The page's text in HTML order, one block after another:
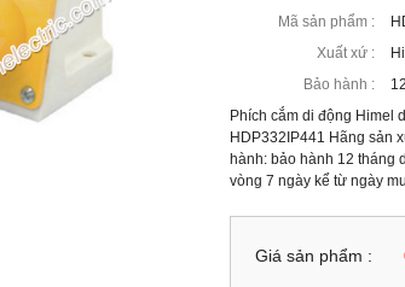
Mã sản phẩm :
Xuất xứ :
Bảo hành :
Phích cắm di động Himel
HDP332IP441 Hãng sản
hành: bảo hành 12 tháng
vòng 7 ngày kể từ ngày
Giá sản phẩm :